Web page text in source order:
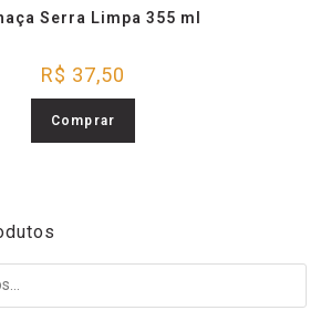
Serra Limpa 355 ml
R$ 37,50
Comprar